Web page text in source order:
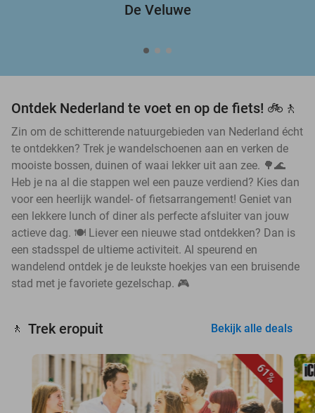
De Veluwe
Ontdek Nederland te voet en op de fiets! 🚲🚶
Zin om de schitterende natuurgebieden van Nederland écht
te ontdekken? Trek je wandelschoenen aan en verken de
mooiste bossen, duinen of waai lekker uit aan zee. 🌳🌊
Heb je na al die stappen wel een pauze verdiend? Kies dan
voor een heerlijk wandel- of fietsarrangement! Geniet van
een lekkere lunch of diner als perfecte afsluiter van jouw
actieve dag. 🍽️ Liever een nieuwe stad ontdekken? Dan is
een stadsspel de ultieme activiteit. Al speurend en
wandelend ontdek je de leukste hoekjes van een bruisende
stad met je favoriete gezelschap. 🎮
🚶 Trek eropuit Bekijk alle deals
61%